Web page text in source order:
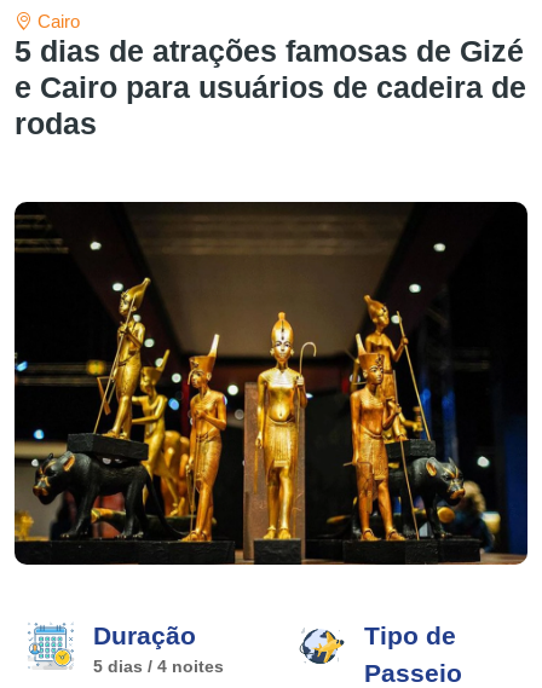
Cairo
5 dias de atrações famosas de Gizé
e Cairo para usuários de cadeira de
rodas
Duração
5 dias / 4 noites
Tipo de
Passeio